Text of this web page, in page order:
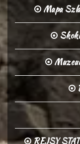
Mapa
REJSY